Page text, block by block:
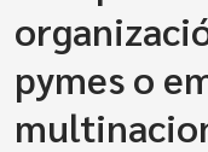
pymes o